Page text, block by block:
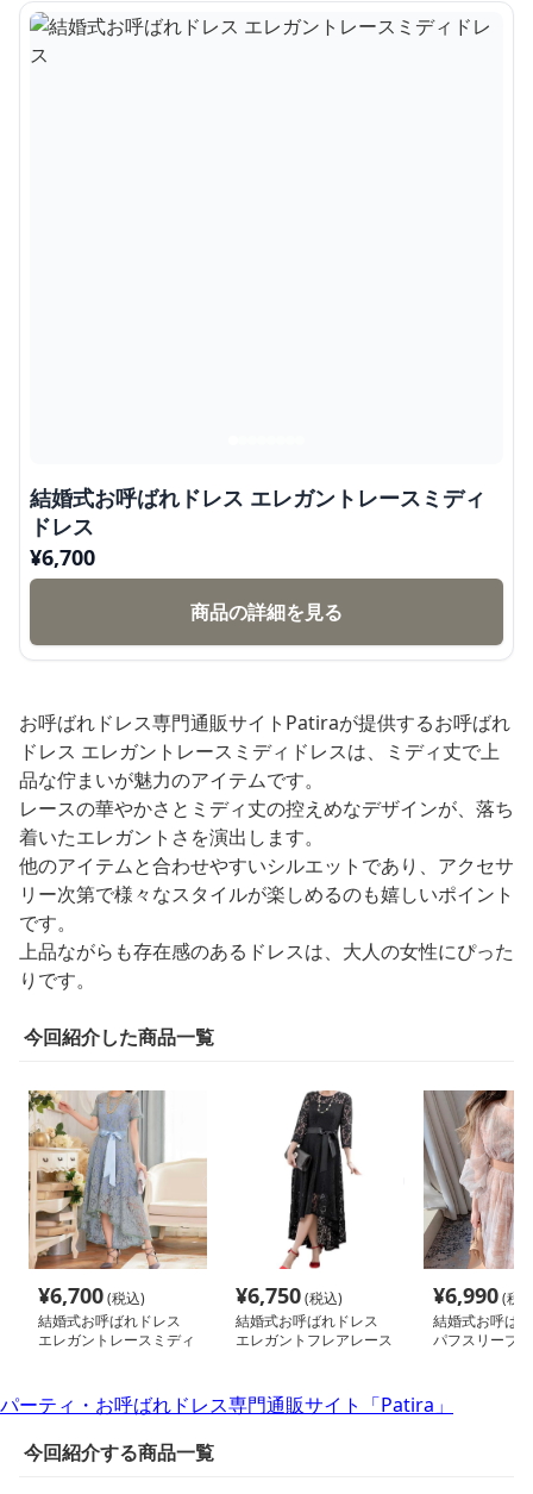
結婚式お呼ばれドレス エレガントレースミディ
ドレス
¥6,700
商品の詳細を見る
お呼ばれドレス専門通販サイトPatiraが提供するお呼ばれ
ドレス エレガントレースミディドレスは、ミディ丈で上
品な佇まいが魅力のアイテムです。
レースの華やかさとミディ丈の控えめなデザインが、落ち
着いたエレガントさを演出します。
他のアイテムと合わせやすいシルエットであり、アクセサ
リー次第で様々なスタイルが楽しめるのも嬉しいポイント
です。
上品ながらも存在感のあるドレスは、大人の女性にぴった
りです。
今回紹介した商品一覧
¥6,700(税込)
結婚式お呼ばれドレス
エレガントレースミディ
¥6,750(税込)
結婚式お呼ばれドレス
エレガントフレアレース
¥6,990(税
結婚式お呼ば
パフスリーブ
パーティ・お呼ばれドレス専門通販サイト「Patira」
今回紹介する商品一覧